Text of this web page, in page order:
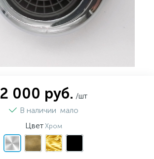
2 000 руб. /шт
В наличии мало
Цвет Хром